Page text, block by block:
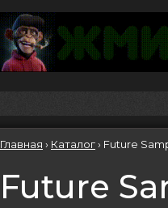
Главная › Каталог› Future
Future